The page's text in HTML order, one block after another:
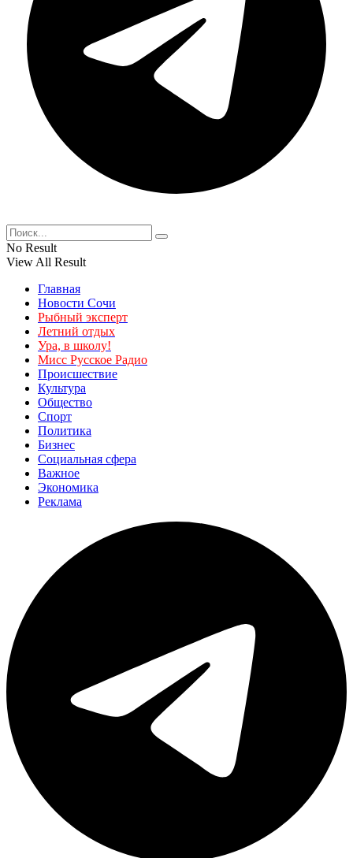
No Result
View All Result
Главная
Новости Сочи
Рыбный эксперт
Летний отдых
Ура, в школу!
Мисс Русское Радио
Происшествие
Культура
Общество
Спорт
Политика
Бизнес
Социальная сфера
Важное
Экономика
Реклама